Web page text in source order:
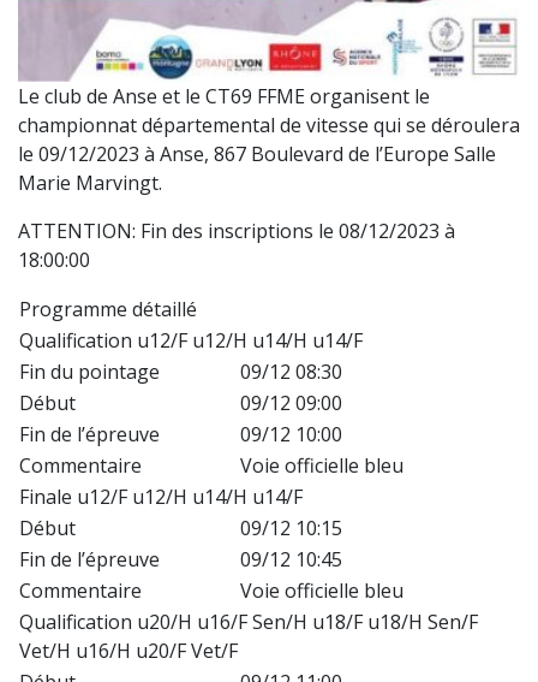
Le club de Anse et le CT69 FFME organisent le
championnat départemental de vitesse qui se déroulera
le 09/12/2023 à Anse, 867 Boulevard de l’Europe Salle
Marie Marvingt.
ATTENTION: Fin des inscriptions le 08/12/2023 à
18:00:00
Programme détaillé
Qualification u12/F u12/H u14/H u14/F
Fin du pointage
09/12 08:30
Début
09/12 09:00
Fin de l’épreuve
09/12 10:00
Commentaire
Voie officielle bleu
Finale u12/F u12/H u14/H u14/F
Début
09/12 10:15
Fin de l’épreuve
09/12 10:45
Commentaire
Voie officielle bleu
Qualification u20/H u16/F Sen/H u18/F u18/H Sen/F
Vet/H u16/H u20/F Vet/F